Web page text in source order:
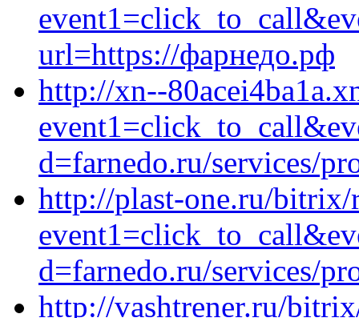
url=https://фарнедо.рф
http://xn--
d=farnedo.ru/services/
http://plast-one.ru/bitrix/
d=farnedo.ru/services/
http://vashtrener.ru/